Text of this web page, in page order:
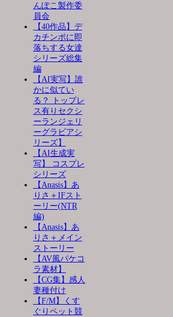
んぽこ製作委
員会
【40作品】デ
カチンポに即
落ちする女達
シリーズ総集
編
【AI実写】誰
かに似てい
る？ トップレ
ス有りセクシ
ーランジェリ
ーグラビアシ
リーズ】
【AI生成実
写】 コスプレ
シリーズ
【Anasis】あ
りさ＋IFスト
ーリー(NTR
編)
【Anasis】あ
りさ＋メイン
ストーリー
【AV風パケコ
ラ素材】
【CG集】感人
妻種付け
【F/M】くす
ぐりペット競